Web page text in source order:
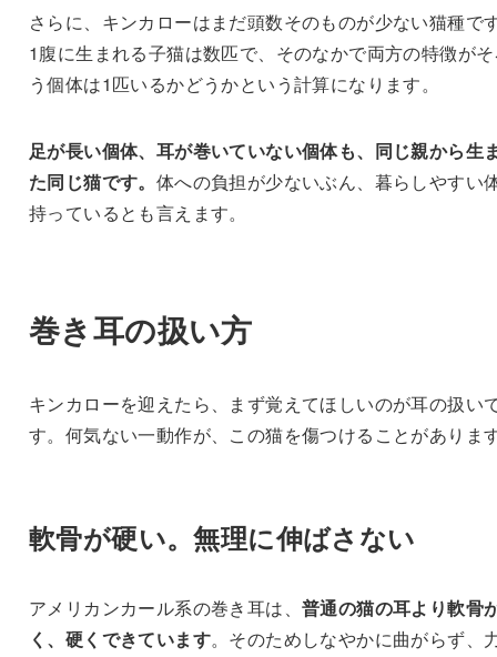
さらに、キンカローはまだ頭数そのものが少ない猫種で
1腹に生まれる子猫は数匹で、そのなかで両方の特徴が
う個体は1匹いるかどうかという計算になります。
足が長い個体、耳が巻いていない個体も、同じ親から生
た同じ猫です。 体への負担が少ないぶん、暮らしやすい
持っているとも言えます。
巻き耳の扱い方
キンカローを迎えたら、まず覚えてほしいのが耳の扱い
す。何気ない一動作が、この猫を傷つけることがありま
軟骨が硬い。無理に伸ばさない
アメリカンカール系の巻き耳は、 普通の猫の耳より軟骨
く、硬くできています。そのためしなやかに曲がらず、